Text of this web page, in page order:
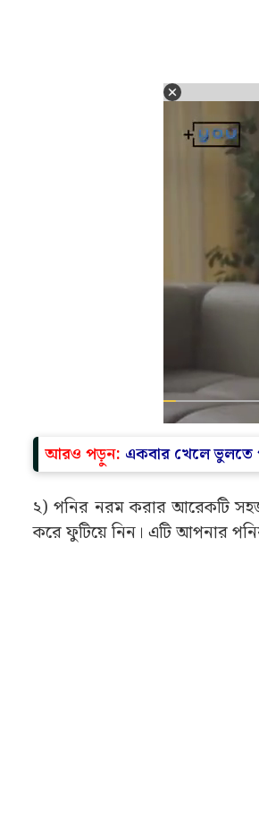
আরও পড়ুন: একবার খেলে ভুলতে
২) পনির নরম করার আরেকটি
করে ফুটিয়ে নিন। এটি আপনার